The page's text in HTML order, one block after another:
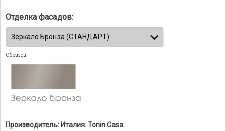
Отделка фасадов:
Образец
Производитель: Италия. Tonin Casa.